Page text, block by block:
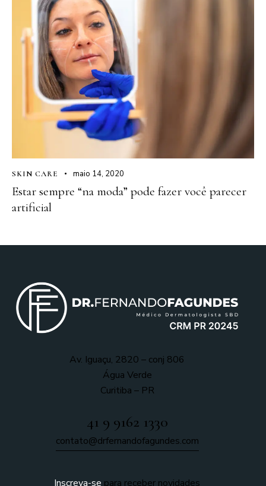
SKIN CARE maio 14, 2020
Estar sempre “na moda” pode fazer você parecer
artificial
Av. Iguaçu, 2820 – conj 806
Água Verde
Curitiba – PR
41 9 9162 1330
contato@drfernandofagundes.com
Inscreva-se para receber novidades